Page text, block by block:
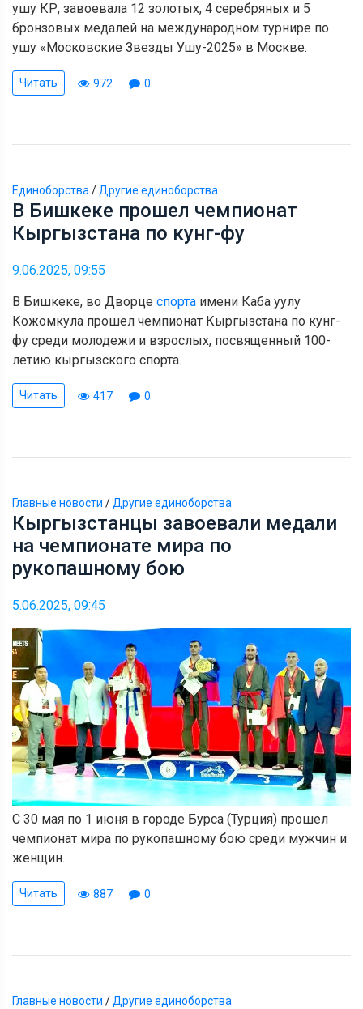
ушу КР, завоевала 12 золотых, 4 серебряных и 5
бронзовых медалей на международном турнире по
ушу «Московские Звезды Ушу-2025» в Москве.
Читать 972 0
Единоборства / Другие единоборства
В Бишкеке прошел чемпионат
Кыргызстана по кунг-фу
9.06.2025, 09:55
В Бишкеке, во Дворце спорта имени Каба уулу
Кожомкула прошел чемпионат Кыргызстана по кунг-
фу среди молодежи и взрослых, посвященный 100-
летию кыргызского спорта.
Читать 417 0
Главные новости / Другие единоборства
Кыргызстанцы завоевали медали
на чемпионате мира по
рукопашному бою
5.06.2025, 09:45
С 30 мая по 1 июня в городе Бурса (Турция) прошел
чемпионат мира по рукопашному бою среди мужчин и
женщин.
Читать 887 0
Главные новости /Другие единоборства